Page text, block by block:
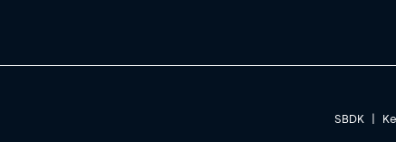
SBDK |